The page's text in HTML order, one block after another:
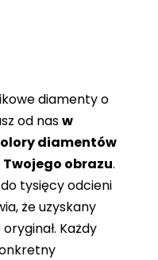
diamenty o
od nasw
diamentów
obrazu.
tysięcy odcieni
że ​​uzyskany
Każdy